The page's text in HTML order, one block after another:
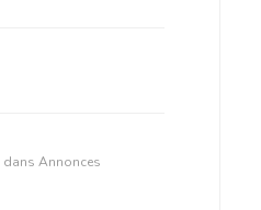
dans Annonces